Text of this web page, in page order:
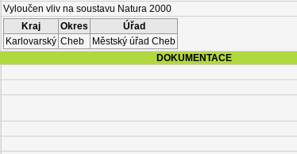
Vyloučen vliv na soustavu Natura 2000
Kraj Okres
Úřad
Karlovarský Cheb
Městský úřad Cheb
DOKUMENTACE